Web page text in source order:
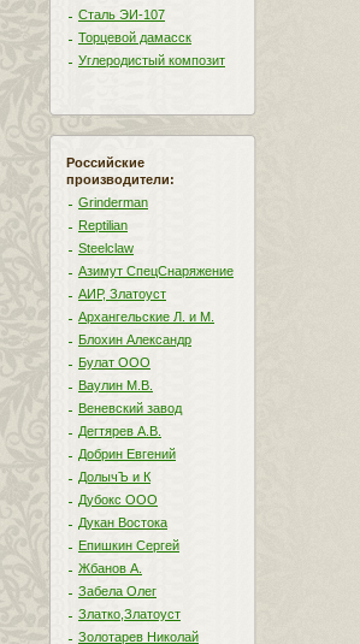
Сталь ЭИ-107
Торцевой дамасск
Углеродистый композит
Российские
производители:
Grinderman
Reptilian
Steelclaw
Азимут СпецСнаряжение
АИР, Златоуст
Архангельские Л. и М.
Блохин Александр
Булат ООО
Ваулин М.В.
Веневский завод
Дегтярев А.В.
Добрин Евгений
ДолычЪ и К
Дубокс ООО
Дукан Востока
Епишкин Сергей
Жбанов А.
Забела Олег
Златко,Златоуст
Золотарев Николай